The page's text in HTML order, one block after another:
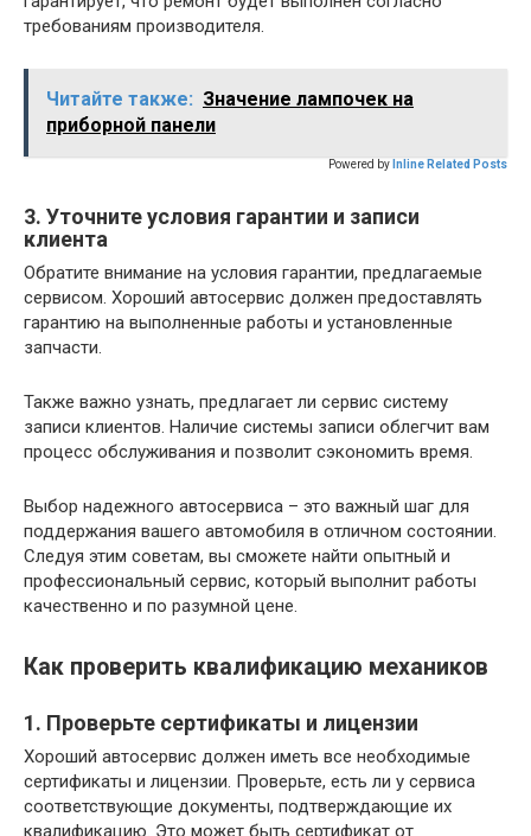
требованиям производителя.
Читайте также: Значение лампочек на
приборной панели
Powered by Inline Related Posts
3. Уточните условия гарантии и записи
клиента
Обратите внимание на условия гарантии, предлагаемые
сервисом. Хороший автосервис должен предоставлять
гарантию на выполненные работы и установленные
запчасти.
Также важно узнать, предлагает ли сервис систему
записи клиентов. Наличие системы записи облегчит вам
процесс обслуживания и позволит сэкономить время.
Выбор надежного автосервиса – это важный шаг для
поддержания вашего автомобиля в отличном состоянии.
Следуя этим советам, вы сможете найти опытный и
профессиональный сервис, который выполнит работы
качественно и по разумной цене.
Как проверить квалификацию механиков
1. Проверьте сертификаты и лицензии
Хороший автосервис должен иметь все необходимые
сертификаты и лицензии. Проверьте, есть ли у сервиса
соответствующие документы, подтверждающие их
квалификацию. Это может быть сертификат от